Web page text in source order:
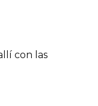
con las